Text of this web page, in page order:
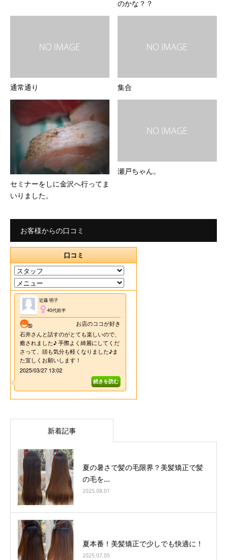
のかな？？
通常通り 集合
セミナーをしに金沢へ行ってま
いりました。
瀬戸ちゃん。
お客様からの口コミ
新着記事
夏の暑さで髪の毛限界？美髪矯正で髪
の毛を...
2025.08.01
夏本番！美髪矯正で少しでも快適に！
2025.07.05